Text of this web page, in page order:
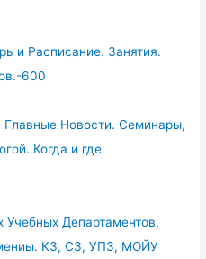
и Расписание. Занятия.
600
Новости. Семинары,
Когда и где
Учебных Департаментов,
КЗ, СЗ, УПЗ, МОЙУ